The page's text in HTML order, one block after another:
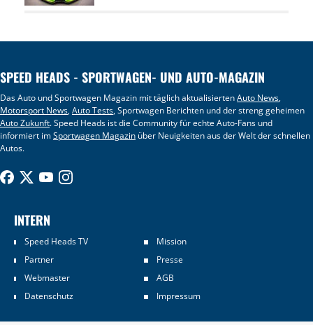
SPEED HEADS - SPORTWAGEN- UND AUTO-MAGAZIN
Das Auto und Sportwagen Magazin mit täglich aktualisiertenAuto News,
Motorsport News,Auto Tests, Sportwagen Berichten und der streng geheimen
Auto Zukunft. Speed Heads ist die Community für echte Auto-Fans und
informiert imSportwagen Magazin über Neuigkeiten aus der Welt der schnellen
Autos.
INTERN
Speed Heads TV
Mission
Partner
Presse
Webmaster
AGB
Datenschutz
Impressum